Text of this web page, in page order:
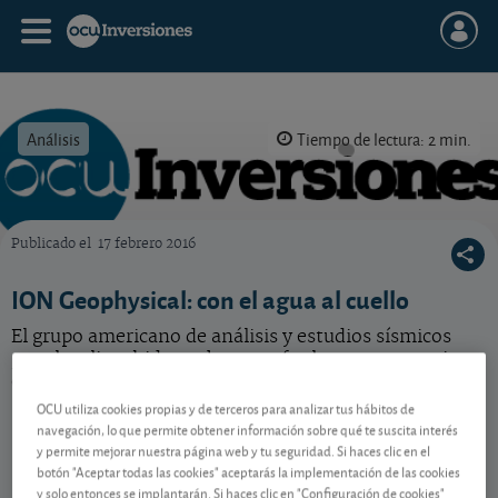
Análisis Tiempo de lectura: 2 min.
Publicado el 17 febrero 2016
ION Geophysical: con el agua al cuello
El grupo americano de análisis y estudios sísmicos
para localizar hidrocarburos sufre las consecuencias
Contenido reservado a SOCIOS
OCU utiliza cookies propias y de terceros para analizar tus hábitos de
navegación, lo que permite obtener información sobre qué te suscita interés
y permite mejorar nuestra página web y tu seguridad. Si haces clic en el
botón "Aceptar todas las cookies" aceptarás la implementación de las cookies
y solo entonces se implantarán. Si haces clic en "Configuración de cookies"